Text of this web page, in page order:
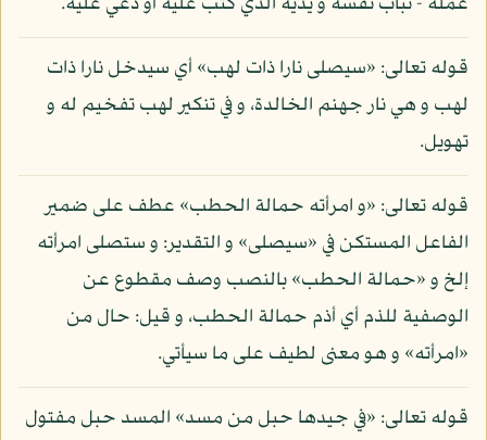
قوله تعالى: «سيصلى نارا ذات لهب» أي سيدخل نارا ذات
لهب و هي نار جهنم الخالدة، و في تنكير لهب تفخيم له و
تهويل.
قوله تعالى: «و امرأته حمالة الحطب» عطف على ضمير
الفاعل المستكن في «سيصلى» و التقدير: و ستصلى امرأته
إلخ و «حمالة الحطب» بالنصب وصف مقطوع عن
الوصفية للذم أي أذم حمالة الحطب، و قيل: حال من
«امرأته» و هو معنى لطيف على ما سيأتي.
قوله تعالى: «في جيدها حبل من مسد» المسد حبل مفتول